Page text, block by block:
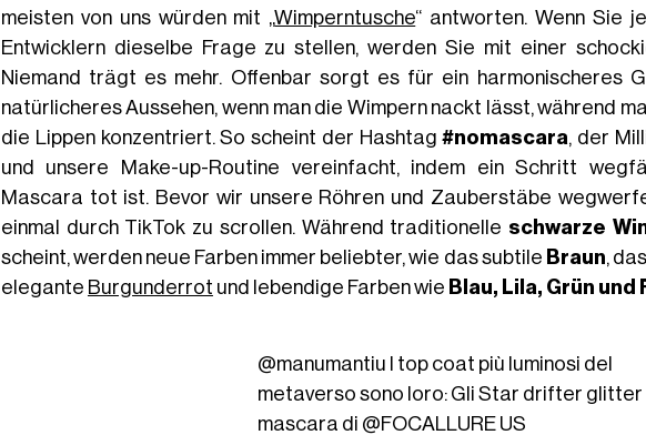
meisten von uns würden mit „Wimperntusche“ antworten. Wenn Sie
Entwicklern dieselbe Frage zu stellen, werden Sie mit einer
Niemand trägt es mehr. Offenbar sorgt es für ein harmonischeres
natürlicheres Aussehen, wenn man die Wimpern nackt lässt, während
die Lippen konzentriert. So scheint der Hashtag#nomascara, der
und unsere Make-up-Routine vereinfacht, indem ein Schritt
Mascara tot ist. Bevor wir unsere Röhren und Zauberstäbe
einmal durch TikTok zu scrollen. Während traditionelle schwarze
scheint, werden neue Farben immer beliebter, wie das subtile Braun,
elegante Burgunderrot und lebendige Farben wie Blau, Lila, Grün und
@manumantiu I top coat più luminosi del
metaverso sono loro: Gli Star drifter glitter
mascara di @FOCALLURE US